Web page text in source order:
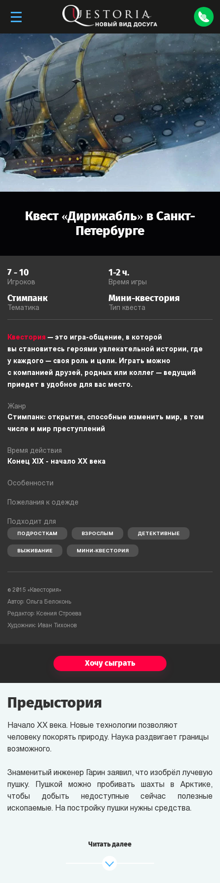
Квест «Дирижабль» вСанкт-
Петербурге
7-10
Игроков
1-2ч.
Время игры
Стимпанк
Тематика
Мини-квестория
Тип квеста
Квестория — это игра-общение, в которой
вы становитесь героями увлекательной истории, где
у каждого — своя роль и цели. Играть можно
с компанией друзей, родных или коллег — ведущий
приедет в удобное для вас место.
Жанр
Стимпанк: открытия, способные изменить мир, в том
числе и мир преступлений
Время действия
Конец XIX - начало XX века
Особенности
Пожелания к одежде
Подходит для
ПОДРОСТКАМ ВЗРОСЛЫМ ДЕТЕКТИВНЫЕ
ВЫЖИВАНИЕ МИНИ-КВЕСТОРИЯ
© 2015 «Квестория»
Автор: Ольга Белоконь
Редактор: Ксения Строева
Художник: Иван Тихонов
Хочу сыграть
Предыстория
Начало ХХ века. Новые технологии позволяют
человеку покорять природу. Наука раздвигает границы
возможного.
Знаменитый инженер Гарин заявил, что изобрёл лучевую
пушку. Пушкой можно пробивать шахты в Арктике,
чтобы добыть недоступные сейчас полезные
ископаемые. На постройку пушки нужны средства.
нового типа — работающего с помощью электричества.
он пригласил прессу, а билеты пустил в свободную
Читать далее